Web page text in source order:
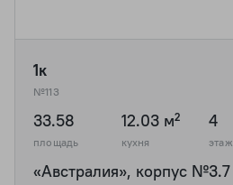
1к
№113
33.58
площадь
12.03 м²
кухня
4
этаж
«Австралия», корпус №3.7